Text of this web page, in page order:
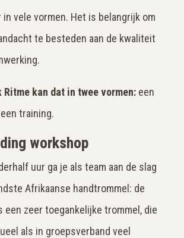
in vele vormen. Het is belangrijk om
te besteden aan de kwaliteit
kan dat in twee vormen:een
training.
workshop
uur ga je als team aan de slag
Afrikaanse handtrommel: de
een zeer toegankelijke trommel, die
als in groepsverband veel